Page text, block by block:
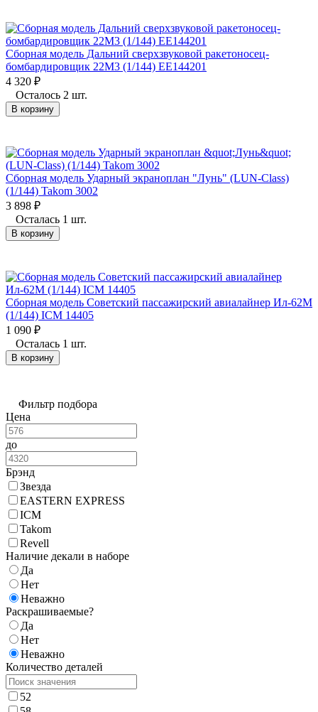
Сборная модель Дальний сверхзвуковой ракетоносец-
бомбардировщик 22М3 (1/144) EE144201
4 320 ₽
Осталось 2 шт.
В корзину
Сборная модель Ударный экраноплан "Лунь" (LUN-Class)
(1/144) Takom 3002
3 898 ₽
Осталась 1 шт.
В корзину
Сборная модель Советский пассажирский авиалайнер Ил-62М
(1/144) ICM 14405
1 090 ₽
Осталась 1 шт.
В корзину
Фильтр подбора
Цена
до
Брэнд
Звезда
EASTERN EXPRESS
ICM
Takom
Revell
Наличие декали в наборе
Да
Нет
Неважно
Раскрашиваемые?
Да
Нет
Неважно
Количество деталей
52